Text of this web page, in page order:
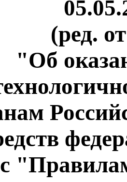
(ред.
"Об
с